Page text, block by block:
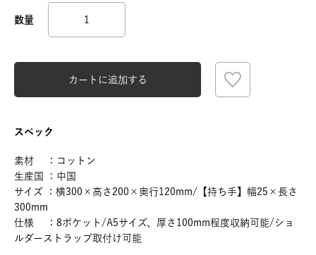
カートに追加する
スペック
素材 ：コットン
生産国 ：中国
サイズ ：横300×高さ200×奥行120mm/【持ち手】幅25×長さ
300mm
仕様 ：8ポケット/A5サイズ、厚さ100mm程度収納可能/ショ
ルダーストラップ取付け可能